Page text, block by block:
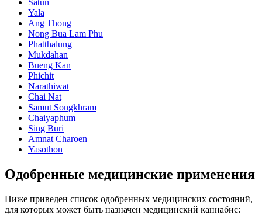
Yala
Ang Thong
Nong Bua Lam Phu
Phatthalung
Mukdahan
Bueng Kan
Phichit
Narathiwat
Chai Nat
Samut Songkhram
Chaiyaphum
Sing Buri
Amnat Charoen
Yasothon
Одобренные медицинские применения
Ниже приведен список одобренных медицинских состояний,
для которых может быть назначен медицинский каннабис: